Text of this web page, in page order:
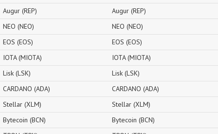
Augur (REP)
NEO (NEO)
EOS (EOS)
IOTA (MIOTA)
Lisk (LSK)
CARDANO (ADA)
Stellar (XLM)
Bytecoin (BCN)
Augur (REP)
NEO (NEO)
EOS (EOS)
IOTA (MIOTA)
Lisk (LSK)
CARDANO (ADA)
Stellar (XLM)
Bytecoin (BCN)